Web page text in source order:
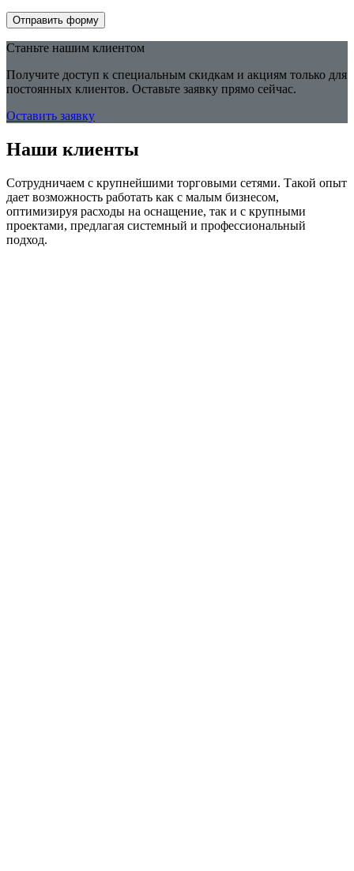
Отправить форму
Станьте нашим клиентом
Получите доступ к специальным скидкам и акциям только для
постоянных клиентов. Оставьте заявку прямо сейчас.
Оставить заявку
Наши клиенты
Сотрудничаем с крупнейшими торговыми сетями. Такой опыт
дает возможность работать как с малым бизнесом,
оптимизируя расходы на оснащение, так и с крупными
проектами, предлагая системный и профессиональный
подход.